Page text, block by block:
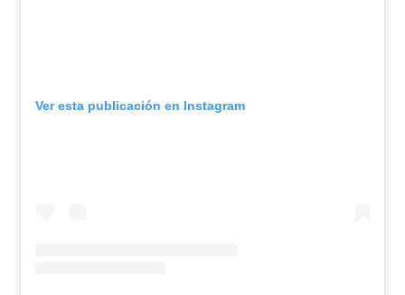
Ver esta publicación en Instagram